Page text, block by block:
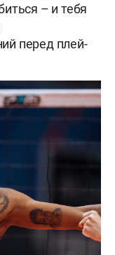
– и тебя
перед плей-